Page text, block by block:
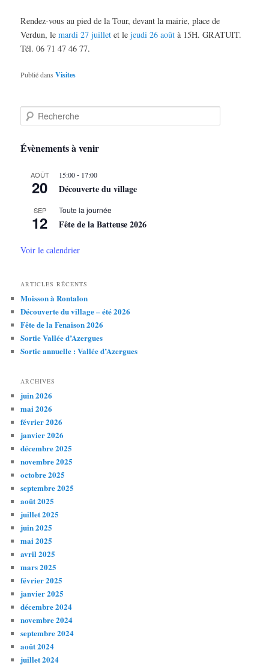
Rendez-vous au pied de la Tour, devant la mairie, place de
Verdun, lemardi 27 juillet et lejeudi 26 août à 15H. GRATUIT.
Tél. 06 71 47 46 77.
Publié dans Visites
e
h
Évènements à venir
AOÛT
20
15:00- 17:00
Découverte du village
SEP
12
Toute la journée
Fête de la Batteuse 2026
Voir le calendrier
ARTICLES RÉCENTS
Moisson à Rontalon
Découverte du village – été 2026
Fête de la Fenaison 2026
Sortie Vallée d’Azergues
Sortie annuelle : Vallée d’Azergues
ARCHIVES
juin 2026
mai 2026
février 2026
janvier 2026
décembre 2025
novembre 2025
octobre 2025
septembre 2025
août 2025
juillet 2025
juin 2025
mai 2025
avril 2025
mars 2025
février 2025
janvier 2025
décembre 2024
novembre 2024
septembre 2024
août 2024
juillet 2024